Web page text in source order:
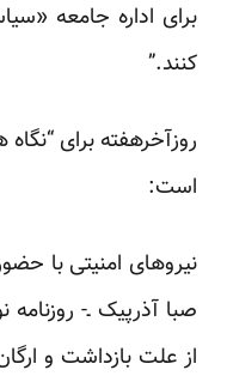
برای اداره جامعه
کنند.”
روزآخرهفته برای
است:
ﻧﯿﺮﻭﻫﺎﯼ ﺍﻣﻨﯿﺘﯽ ﺑﺎ
ﺻﺒﺎ ﺁﺫﺭﭘﯿﮏ‌ ـ-
از علت بازداشت و